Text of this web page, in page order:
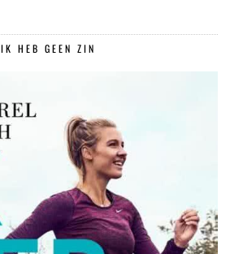
IK HEB GEEN ZIN